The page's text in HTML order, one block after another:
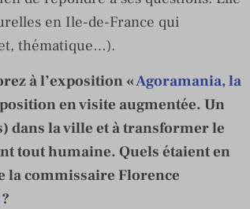
en Ile-de-France qui
thématique…).
à l’exposition «Agoramania, la
en visite augmentée. Un
dans la ville et à transformer le
tout humaine. Quels étaient en
la commissaire Florence
?